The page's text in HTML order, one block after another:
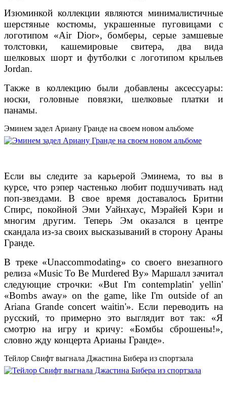
Изюминкой коллекции являются минималистичные
шерстяные костюмы, украшенные пуговицами с
логотипом «Air Dior», бомберы, серые замшевые
толстовки, кашемировые свитера, два вида
шелковых шорт и футболки с логотипом крыльев
Jordan.
Также в коллекцию были добавлены аксессуары:
носки, головные повязки, шелковые платки и
панамы.
Эминем задел Ариану Гранде на своем новом альбоме
Если вы следите за карьерой Эминема, то вы в
курсе, что рэпер частенько любит подшучивать над
поп-звездами. В свое время доставалось Бритни
Спирс, покойной Эми Уайнхаус, Мэрайей Кэри и
многим другим. Теперь Эм оказался в центре
скандала из-за своих высказываний в сторону Араны
Гранде.
В треке «Unaccommodating» со своего внезапного
релиза «Music To Be Murdered By» Маршалл зачитал
следующие строчки: «But I'm contemplatin' yellin'
«Bombs away» on the game, like I'm outside of an
Ariana Grande concert waitin'». Если переводить на
русский, то примерно это выглядит вот так: «Я
смотрю на игру и кричу: «Бомбы сброшены!»,
словно жду концерта Арианы Гранде».
Тейлор Свифт выгнала Джастина Бибера из спортзала